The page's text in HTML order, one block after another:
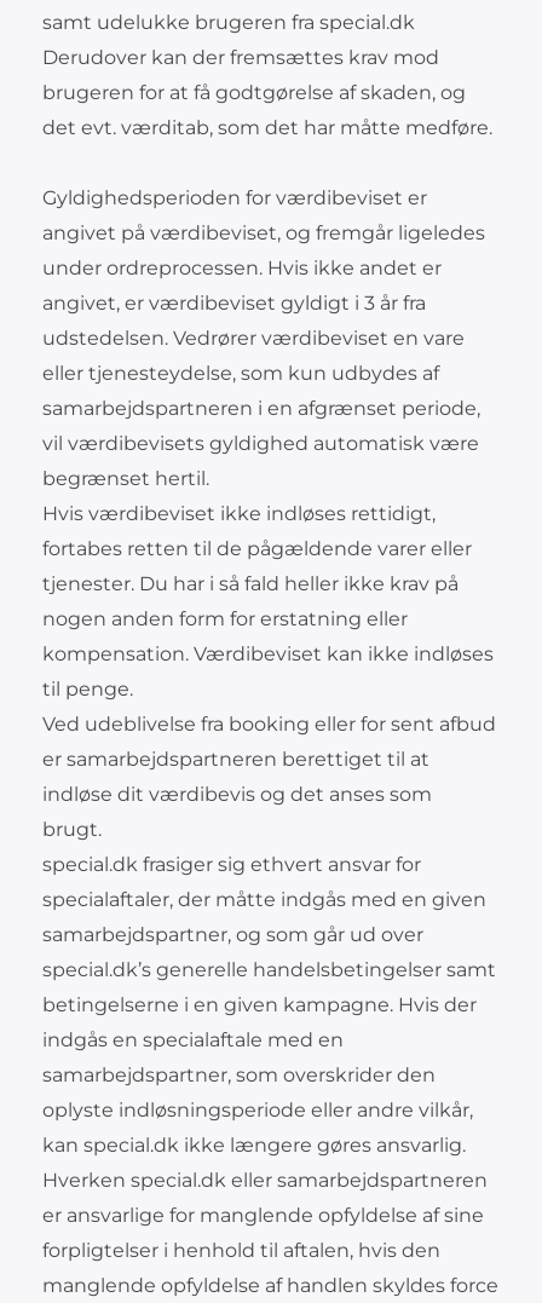
samt udelukke brugeren fra special.dk
Derudover kan der fremsættes krav mod
brugeren for at få godtgørelse af skaden, og
det evt. værditab, som det har måtte medføre.
Gyldighedsperioden for værdibeviset er
angivet på værdibeviset, og fremgår ligeledes
under ordreprocessen. Hvis ikke andet er
angivet, er værdibeviset gyldigt i 3 år fra
udstedelsen. Vedrører værdibeviset en vare
eller tjenesteydelse, som kun udbydes af
samarbejdspartneren i en afgrænset periode,
vil værdibevisets gyldighed automatisk være
begrænset hertil.
Hvis værdibeviset ikke indløses rettidigt,
fortabes retten til de pågældende varer eller
tjenester. Du har i så fald heller ikke krav på
nogen anden form for erstatning eller
kompensation. Værdibeviset kan ikke indløses
til penge.
Ved udeblivelse fra booking eller for sent afbud
er samarbejdspartneren berettiget til at
indløse dit værdibevis og det anses som
brugt.
special.dk frasiger sig ethvert ansvar for
specialaftaler, der måtte indgås med en given
samarbejdspartner, og som går ud over
special.dk’s generelle handelsbetingelser samt
betingelserne i en given kampagne. Hvis der
indgås en specialaftale med en
samarbejdspartner, som overskrider den
oplyste indløsningsperiode eller andre vilkår,
kan special.dk ikke længere gøres ansvarlig.
Hverken special.dk eller samarbejdspartneren
er ansvarlige for manglende opfyldelse af sine
forpligtelser i henhold til aftalen, hvis den
manglende opfyldelse af handlen skyldes force